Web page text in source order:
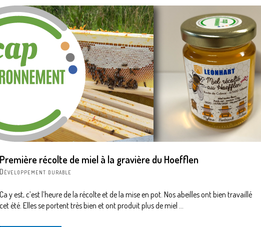
Première récolte de miel à la gravière du Hoefflen
Développement durable
Ca y est, c’est l’heure de la récolte et de la mise en pot. Nos abeilles ont bien travaillé
cet été. Elles se portent très bien et ont produit plus de miel ...